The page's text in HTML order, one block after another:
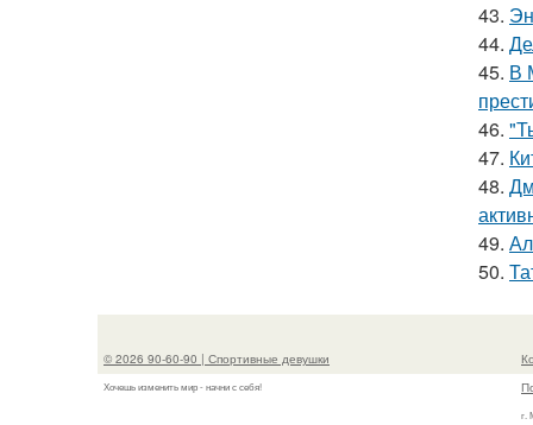
43.
44.
45. В
46.
47.
48.
49.
50.
© 2026 90-60-90 | Спортивные девушки
Хочешь изменить мир - начни с себя!
г.